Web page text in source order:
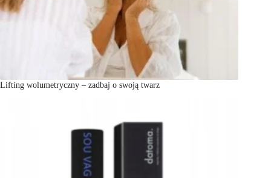
Lifting wolumetryczny – zadbaj o swoją twarz